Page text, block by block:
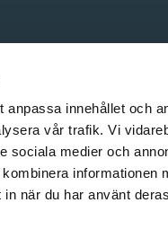
innehållet och
vår trafik. Vi
sociala medier och
informationen
när du har använt